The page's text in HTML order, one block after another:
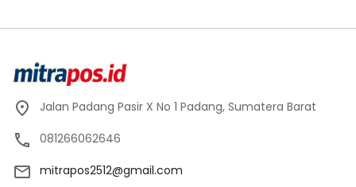
Jalan Padang Pasir X No 1 Padang, Sumatera Barat
081266062646
mitrapos2512@gmail.com